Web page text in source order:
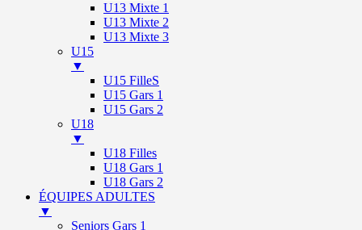
U13 Mixte 1
U13 Mixte 2
U13 Mixte 3
U15
▼
U15 FilleS
U15 Gars 1
U15 Gars 2
U18
▼
U18 Filles
U18 Gars 1
U18 Gars 2
ÉQUIPES ADULTES
▼
Seniors Gars 1